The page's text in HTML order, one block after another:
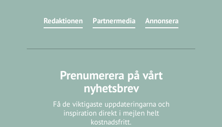
Redaktionen Partnermedia Annonsera
Prenumerera på vårt
nyhetsbrev
Få de viktigaste uppdateringarna och
inspiration direkt i mejlen helt
kostnadsfritt.